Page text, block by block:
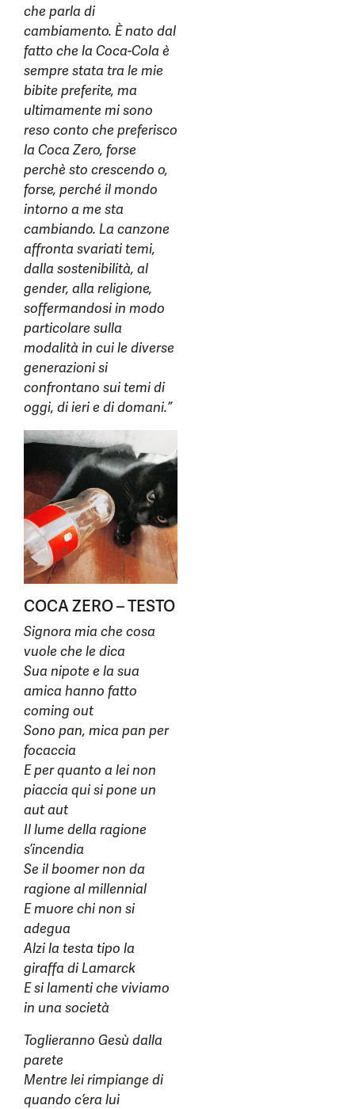
che parla di
cambiamento. È nato dal
fatto che la Coca-Cola è
sempre stata tra le mie
bibite preferite, ma
ultimamente mi sono
reso conto che preferisco
la Coca Zero, forse
perchè sto crescendo o,
forse, perché il mondo
intorno a me sta
cambiando. La canzone
affronta svariati temi,
dalla sostenibilità, al
gender, alla religione,
soffermandosi in modo
particolare sulla
modalità in cui le diverse
generazioni si
confrontano sui temi di
oggi, di ieri e di domani.”
COCA ZERO – TESTO
Signora mia che cosa
vuole che le dica
Sua nipote e la sua
amica hanno fatto
coming out
Sono pan, mica pan per
focaccia
E per quanto a lei non
piaccia qui si pone un
aut aut
Il lume della ragione
s’incendia
Se il boomer non da
ragione al millennial
E muore chi non si
adegua
Alzi la testa tipo la
giraffa di Lamarck
E si lamenti che viviamo
in una società
Toglieranno Gesù dalla
parete
Mentre lei rimpiange di
quando c’era lui